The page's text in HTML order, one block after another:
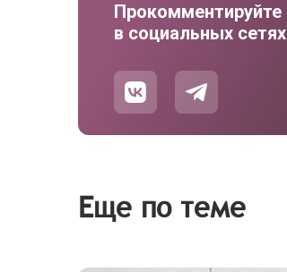
Прокомментируйте
в социальных сетях
Еще по теме